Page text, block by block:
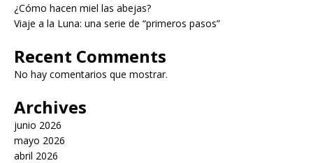
¿Cómo hacen miel las abejas?
Viaje a la Luna: una serie de “primeros pasos”
Recent Comments
No hay comentarios que mostrar.
Archives
junio 2026
mayo 2026
abril 2026